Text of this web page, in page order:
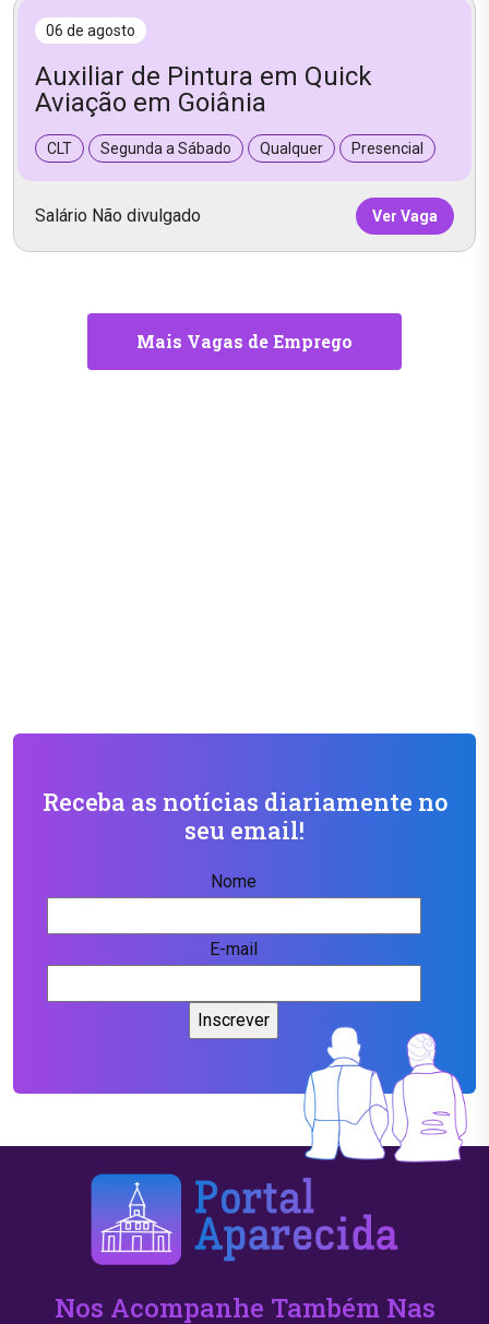
06 de agosto
Auxiliar de Pintura em Quick
Aviação em Goiânia
CLT Segunda a Sábado Qualquer Presencial
Salário Não divulgado Ver Vaga
Mais Vagas de Emprego
Receba as notícias diariamente no
seu email!
Nome
E-mail
Nos Acompanhe Também Nas